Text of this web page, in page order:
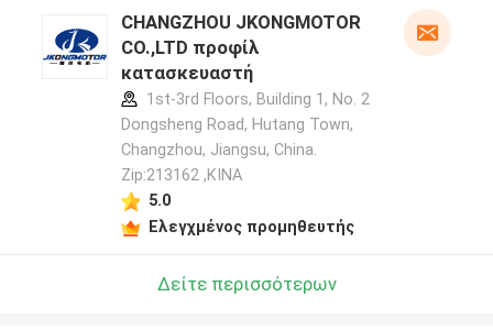
CHANGZHOU JKONGMOTOR
CO.,LTD προφίλ
κατασκευαστή
1st-3rd Floors, Building 1, No. 2
Dongsheng Road, Hutang Town,
Changzhou, Jiangsu, China.
Zip:213162 ,ΚΙΝΑ
5.0
Ελεγχμένος προμηθευτής
Δείτε περισσότερων